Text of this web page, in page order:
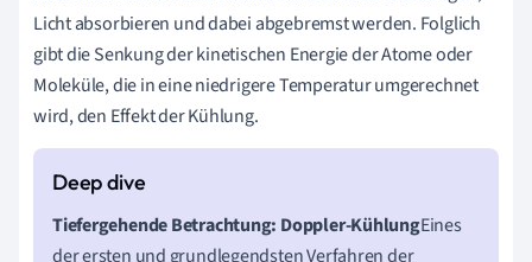
Licht absorbieren und dabei abgebremst werden. Folglich
gibt die Senkung der kinetischen Energie der Atome oder
Moleküle, die in eine niedrigere Temperatur umgerechnet
wird, den Effekt der Kühlung.
Tiefergehende Betrachtung: Doppler-KühlungEines
der ersten und grundlegendsten Verfahren der